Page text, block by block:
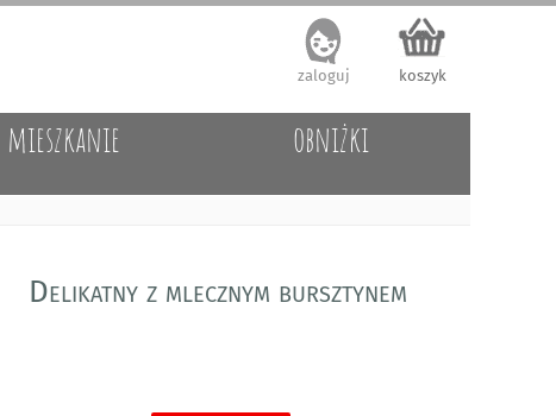
koszyk
zaloguj
mieszkanie obniżki
Delikatny z mlecznym bursztynem